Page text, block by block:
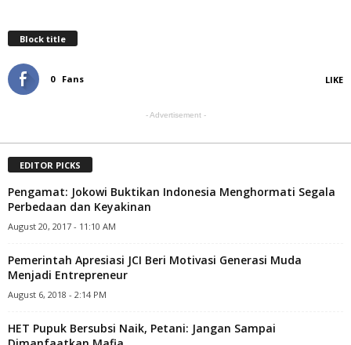
Block title
0 Fans LIKE
- Advertisement -
EDITOR PICKS
Pengamat: Jokowi Buktikan Indonesia Menghormati Segala
Perbedaan dan Keyakinan
August 20, 2017 - 11:10 AM
Pemerintah Apresiasi JCI Beri Motivasi Generasi Muda
Menjadi Entrepreneur
August 6, 2018 - 2:14 PM
HET Pupuk Bersubsi Naik, Petani: Jangan Sampai